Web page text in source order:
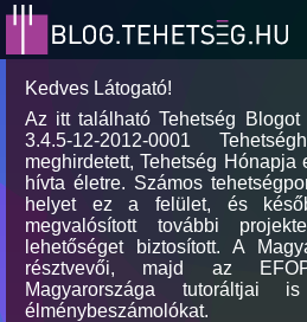
Kedves Látogató!
Az itt található Tehetség
3.4.5-12-2012-0001
meghirdetett, Tehetség Hónapja
hívta életre. Számos
helyet ez a felület, és
megvalósított további
lehetőséget biztosított. A
résztvevői, majd az
Magyarországa
élménybeszámolókat.